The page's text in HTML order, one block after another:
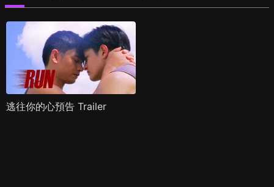
逃往你的心預告 Trailer